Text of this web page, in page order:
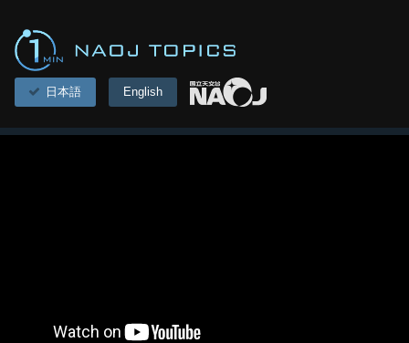
日本語 English